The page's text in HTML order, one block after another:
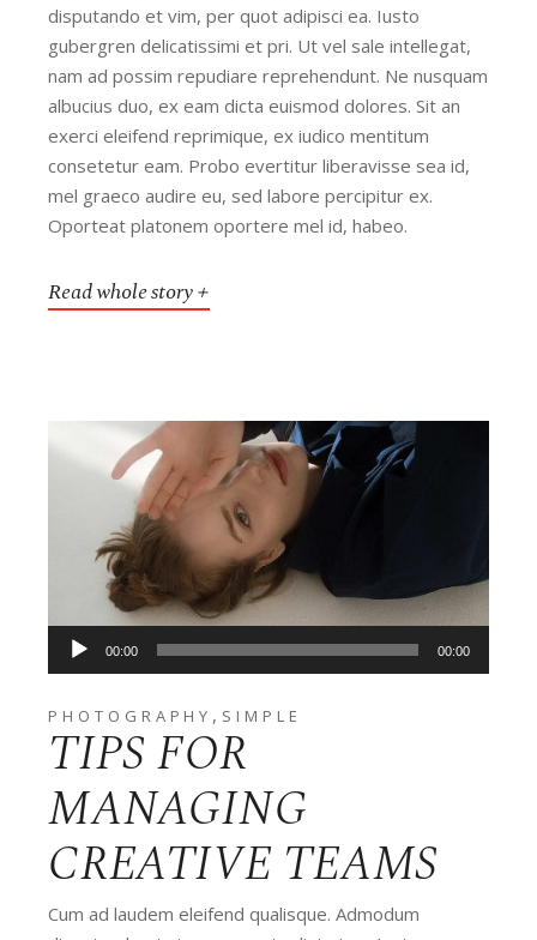
disputando et vim, per quot adipisci ea. Iusto
gubergren delicatissimi et pri. Ut vel sale intellegat,
nam ad possim repudiare reprehendunt. Ne nusquam
albucius duo, ex eam dicta euismod dolores. Sit an
exerci eleifend reprimique, ex iudico mentitum
consetetur eam. Probo evertitur liberavisse sea id,
mel graeco audire eu, sed labore percipitur ex.
Oporteat platonem oportere mel id, habeo.
Read whole story
Audio
Player
00:00 00:00
PHOTOGRAPHY , SIMPLE
TIPS FOR
MANAGING
CREATIVE TEAMS
Cum ad laudem eleifend qualisque. Admodum